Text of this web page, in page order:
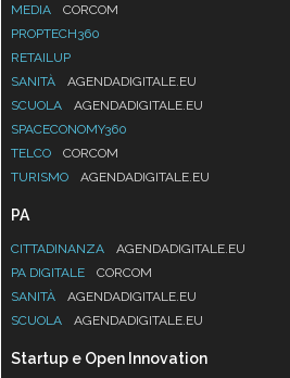
MEDIA
CORCOM
PROPTECH360
RETAILUP
SANITÀ
AGENDADIGITALE.EU
SCUOLA
AGENDADIGITALE.EU
SPACECONOMY360
TELCO
CORCOM
TURISMO
AGENDADIGITALE.EU
PA
CITTADINANZA
AGENDADIGITALE.EU
PA DIGITALE
CORCOM
SANITÀ
AGENDADIGITALE.EU
SCUOLA
AGENDADIGITALE.EU
Startup e Open Innovation